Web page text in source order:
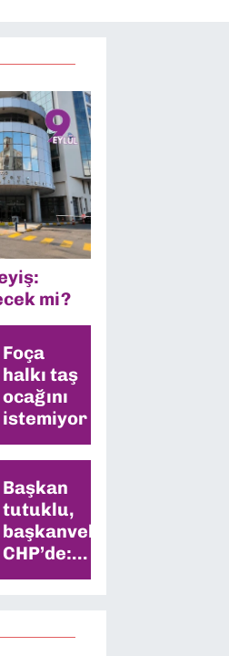
mi?
Foça
halkı taş
ocağını
istemiyor
Başkan
tutuklu,
başkanvekili
CHP’de:
Meclis